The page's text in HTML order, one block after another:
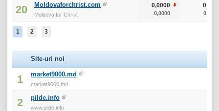
20 Moldovaforchrist.com
Moldova for Christ
0,0000
0,0000
0
0
1 2 3
Site-uri noi
1 market9000.md
market9000.md
2 pilde.info
www.pilde.info